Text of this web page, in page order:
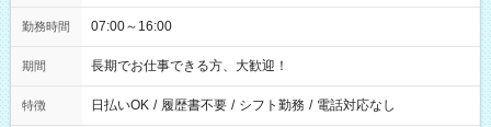
勤務時間 07:00～16:00
期間 長期でお仕事できる方、大歓迎！
特徴 日払いOK / 履歴書不要 / シフト勤務 / 電話対応なし